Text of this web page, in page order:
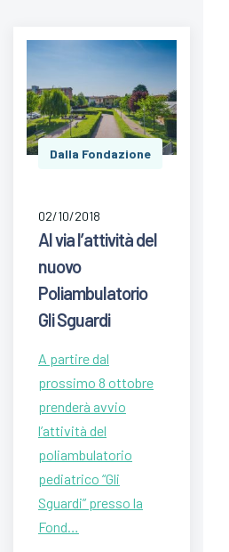
Dalla Fondazione
02/10/2018
Al via l’attività del
nuovo
Poliambulatorio
Gli Sguardi
A partire dal
prossimo 8 ottobre
prenderà avvio
l’attività del
poliambulatorio
pediatrico “Gli
Sguardi” presso la
Fond…